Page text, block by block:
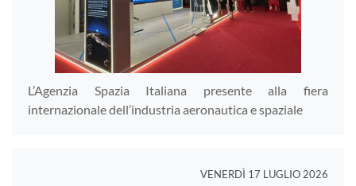
L’Agenzia Spazia Italiana presente alla fiera
internazionale dell’industria aeronautica e spaziale
VENERDÌ 17 LUGLIO 2026